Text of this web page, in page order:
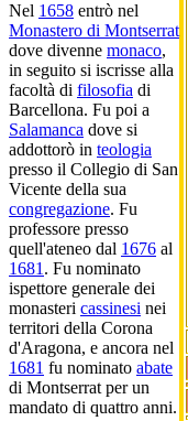
Nel 1658 entrò nel
Monastero di Montserrat
dove divenne monaco,
in seguito si iscrisse alla
facoltà di filosofia di
Barcellona. Fu poi a
Salamanca dove si
addottorò in teologia
presso il Collegio di San
Vicente della sua
congregazione. Fu
professore presso
quell'ateneo dal 1676 al
1681 . Fu nominato
ispettore generale dei
monasteri cassinesi nei
territori della Corona
d'Aragona, e ancora nel
1681 fu nominato abate
di Montserrat per un
mandato di quattro anni.